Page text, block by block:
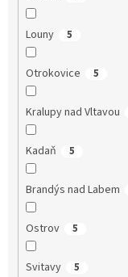
Louny 5
Otrokovice 5
Kralupy nad Vltavou
Kadaň 5
Brandýs nad Labem
Ostrov 5
Svitavy 5